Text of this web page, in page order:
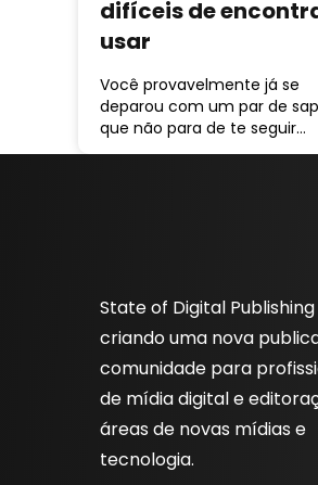
difíceis de
usar
Você provavelmente já se
deparou com um par de
que não para de te seguir…
State of Digital
criando uma nova
comunidade para
de mídia digital e
áreas de novas mídias e
tecnologia.